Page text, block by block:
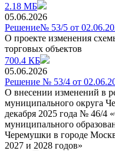
2.18 МБ
05.06.2026
Решение№ 53/5 от
О проекте изменения
торговых объектов
700.4 КБ
05.06.2026
Решение № 53/4 от
О внесении изменений в
муниципального округа
декабря 2025 года № 46/4
муниципального
Черемушки в городе
2027 и 2028 годов»